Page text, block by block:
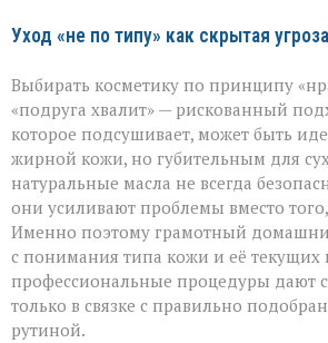
Уход «не по типу» как скрытая угроза
Выбирать косметику по принципу
«подруга хвалит» — рискованный
которое подсушивает, может быть
жирной кожи, но губительным для
натуральные масла не всегда
они усиливают проблемы вместо
Именно поэтому грамотный
с понимания типа кожи и её текущих
профессиональные процедуры дают
только в связке с правильно
рутиной.